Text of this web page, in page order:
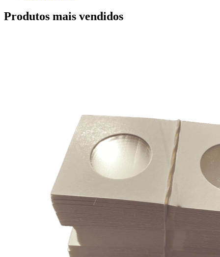
Produtos mais vendidos